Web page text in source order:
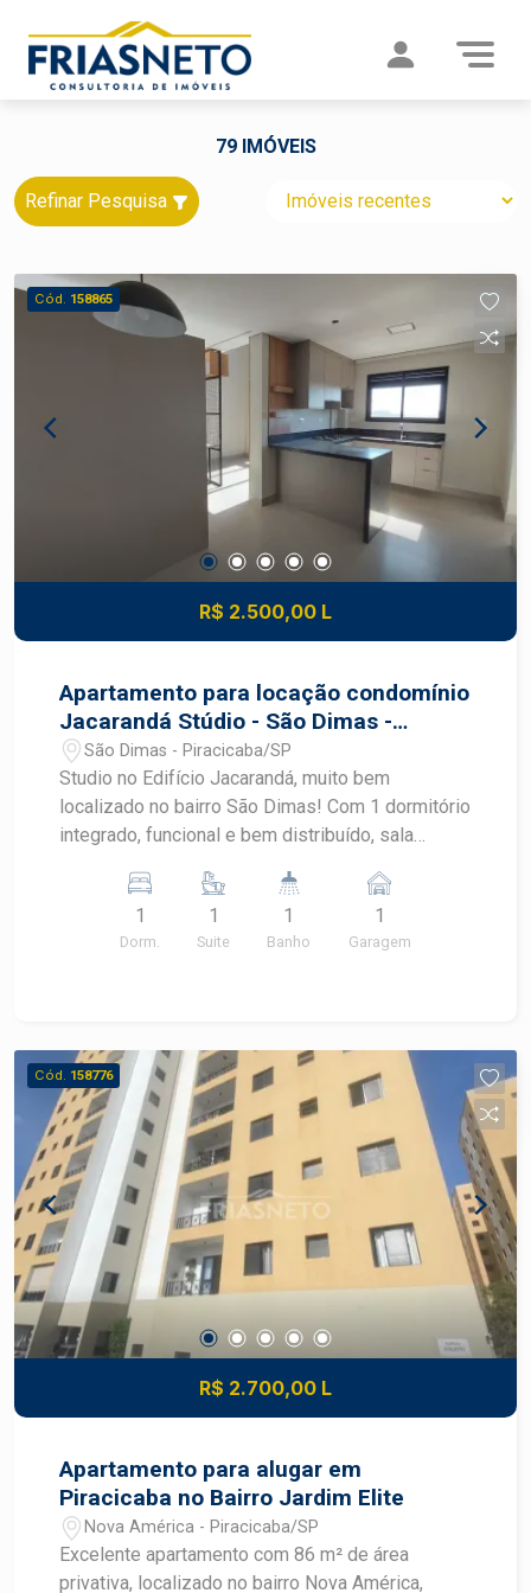
79 IMÓVEIS
Refinar Pesquisa
Cód. 158865
R$ 2.500,00 L
Apartamento para locação condomínio
Jacarandá Stúdio - São Dimas -
Piracicaba
São Dimas - Piracicaba/SP
Studio no Edifício Jacarandá, muito bem
localizado no bairro São Dimas! Com 1 dormitório
integrado, funcional e bem distribuído, sala
armários,1 banheiro, área de serviço, armários
planejados e 01 vaga de garagem. Agende sua
visita com um corretor especialista na imobiliária
1
Dorm.
1
Suite
1
Banho
1
Garagem
Cód. 158776
R$ 2.700,00 L
Apartamento para alugar em
Piracicaba no Bairro Jardim Elite
Nova América - Piracicaba/SP
Excelente apartamento com 86 m² de área
privativa, localizado no bairro Nova América,